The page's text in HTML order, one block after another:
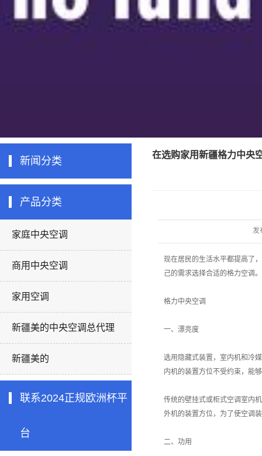
新闻分类
产品分类
家庭中央空调
商用中央空调
家用空调
新疆美的中央空调总代理
新疆美的
联系2024正规欧洲杯平
台
在选购家用新疆格力中央
发
现在居民的生活水平都提高了
己的需求选择合适的格力空调。
格力中央空调
一、漂亮度
选用隐藏式装置，室内机和冷
内机的装置方位不受约束，能
传统的壁挂式或柜式空调室内
外机的装置方位，为了使空调
二、功用